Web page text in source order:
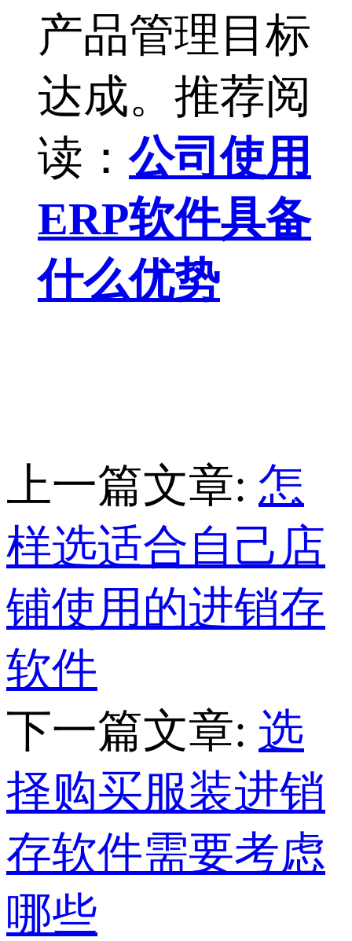
产品管理目标
达成。推荐阅
读：公司使用
ERP软件具备
什么优势
上一篇文章: 怎
样选适合自己店
铺使用的进销存
软件
下一篇文章: 选
择购买服装进销
存软件需要考虑
哪些